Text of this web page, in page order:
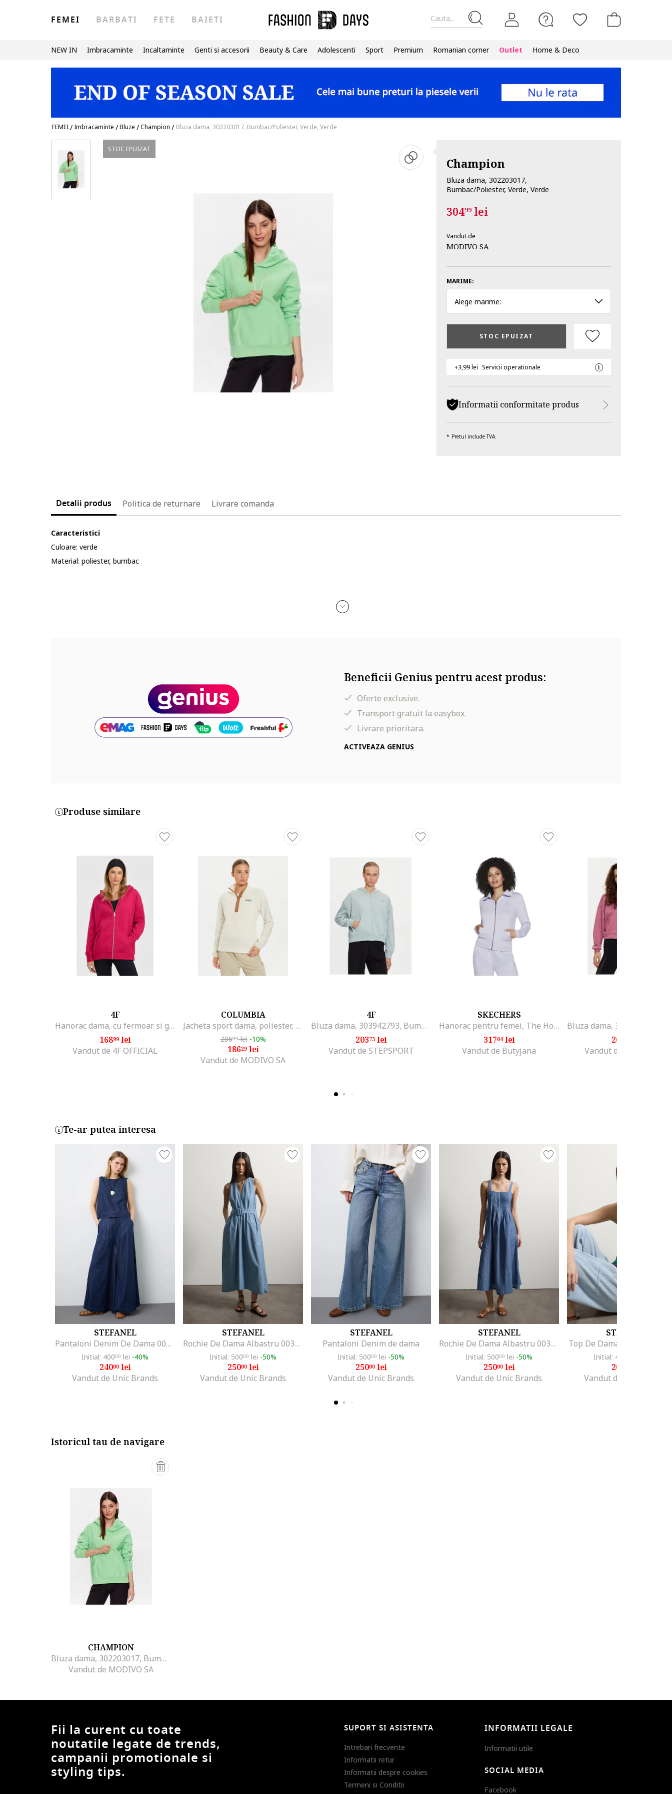
Cauta...
FEMEI BARBATI FETE BAIETI
NEW IN Imbracaminte Incaltaminte Genti si accesorii Beauty & Care Adolescenti Sport Premium Romanian corner Outlet Home & Deco
FEMEI/Imbracaminte /Bluze /Champion / Bluza dama, 302203017, Bumbac/Poliester, Verde, Verde
STOC EPUIZAT
Champion
Bluza dama, 302203017,
Bumbac/Poliester, Verde, Verde
30499lei
Vandut de
MODIVO SA
MARIME:
Alege marime:
STOC EPUIZAT
+3,99 lei Servicii operationale
Informatii conformitate produs
Pretul include TVA.
Detalii produs Politica de returnare Livrare comanda
Caracteristici
Culoare: verde
Material: poliester, bumbac
Beneficii Genius pentru acest produs:
Oferte exclusive.
Transport gratuit la easybox.
Livrare prioritara.
ACTIVEAZA GENIUS
Produse similare
4F
Hanorac dama, cu fermoar si gluga, roz, bumbac
16899lei
Vandut de 4F OFFICIAL
COLUMBIA
Jacheta sport dama, poliester, ecru,
20699lei -10%
18629lei
Vandut de MODIVO SA
4F
Bluza dama, 303942793, Bumbac, Verde, Verde
20373lei
Vandut de STEPSPORT
SKECHERS
Hanorac pentru femei, The Hoodless Hoodie Diamond Jacket 1966424
31704lei
Vandut de Butyjana
264
Vandut de STEPSPORT
Te-ar putea interesa
STEFANEL
Pantaloni Denim De Dama 003570227
Initial: 40000 lei -40%
24000lei
Vandut de Unic Brands
STEFANEL
Rochie De Dama Albastru 003570963
Initial: 50000 lei -50%
25000lei
Vandut de Unic Brands
STEFANEL
Pantaloni Denim de dama
Initial: 50000 lei -50%
25000lei
Vandut de Unic Brands
STEFANEL
Rochie De Dama Albastru 003570975
Initial: 50000 lei -50%
25000lei
Vandut de Unic Brands
STEFANEL
Top De Dama Verde
Initial: 400
200
Vandut de Unic Brands
Istoricul tau de navigare
CHAMPION
Bluza dama, 302203017, Bumbac/Poliester, Verde, Verde
Vandut de MODIVO SA
Fii la curent cu toate
noutatile legate de trends,
campanii promotionale si
styling tips.
SUPORT SI ASISTENTA
Intrebari frecvente
Informatii retur
Informatii despre cookies
Termeni si Conditii
INFORMATII LEGALE
Informatii utile
SOCIAL MEDIA
Facebook